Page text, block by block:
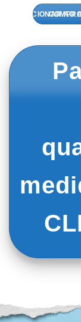
ADICIONAR AO